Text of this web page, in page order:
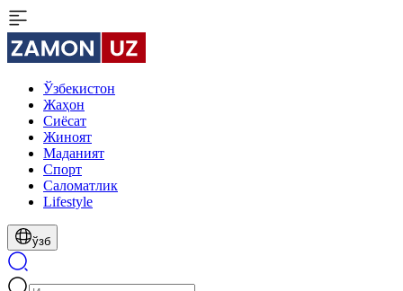
Ўзбекистон
Жаҳон
Сиёсат
Жиноят
Маданият
Спорт
Cаломатлик
Lifestyle
ўзб